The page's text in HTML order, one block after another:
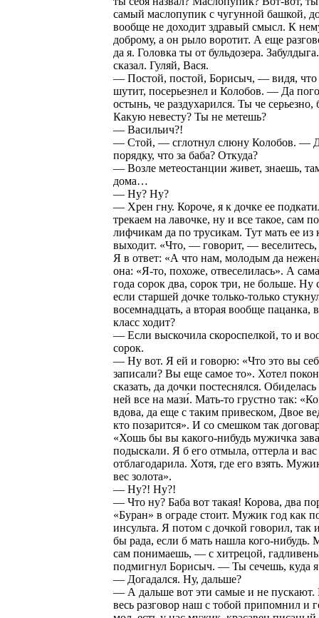
самый маслопупик с чугунной башкой,
вообще не доходит здравый смысл. К
доброму, а он рыло воротит. А еще
да я. Головка ты от бульдозера.
сказал. Гуляй, Вася.
— Постой, постой, Борисыч, — видя, что
шутит, посерьезнел и Колобов. — Да
остынь, че раздухарился. Ты че серьезно,
Какую невесту? Ты не метешь?
— Васильич?!
— Стой, — сглотнул слюну Колобов. —
порядку, что за баба? Откуда?
— Возле метеостанции живет, знаешь,
дома…
— Ну? Ну?
— Хрен гну. Короче, я к дочке ее
трекаем на лавочке, ну и все такое, сам
лифчикам да по трусикам. Тут мать ее из
выходит. «Что, — говорит, —
Я в ответ: «А что нам, молодым да
она: «Я-то, похоже, отвеселилась». А
года сорок два, сорок три, не больше. Ну
если старшей дочке только-только
восемнадцать, а вторая вообще пацанка,
класс ходит?
— Если выскочила скороспелкой, то и
сорок.
— Ну вот. Я ей и говорю: «Что это вы
записали? Вы еще самое то». Хотел
сказать, да дочки постеснялся.
ней все на мази́. Мать-то грустно так:
вдова, да еще с таким привеском, Двое
кто позарится». И со смешком так
«Хошь бы вы какого-нибудь мужичка
подыскали. Я б его отмыла, оттерла и
отблагодарила. Хотя, где его взять.
вес золота».
— Ну?! Ну?!
— Что ну? Баба вот такая! Корова, два
«Буран» в ограде стоит. Мужик год как
инсульта. Я потом с дочкой говорил, так
бы рада, если б мать нашла кого-нибудь.
сам понимаешь, — с хитрецой,
подмигнул Борисыч. — Ты сечешь, куда
— Догадался. Ну, дальше?
— А дальше вот эти самые и не пускают.
весь разговор наш с тобой припомнил и